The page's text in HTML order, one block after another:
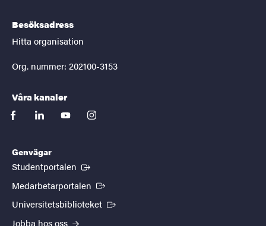
Besöksadress
Hitta organisation
Org. nummer: 202100-3153
Våra kanaler
facebooklinkedinyoutubeinstagram
Genvägar
Studentportalen (Extern länk)
Medarbetarportalen (Extern länk)
Universitetsbiblioteket (Extern länk)
Jobba hos oss